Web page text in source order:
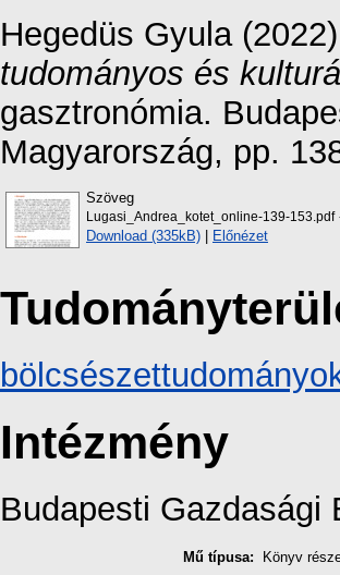
Hegedüs Gyula(2022)
tudományos és
gasztronómia.
Magyarország, pp.
Szöveg
Lugasi_Andrea_kotet_online-139-153.pdf
Download (335kB) | Előnézet
Intézmény
Budapesti Gazdasági
Mű típusa: Könyv